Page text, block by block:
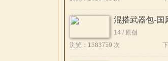
14 / 原创
浏览：1383759 次